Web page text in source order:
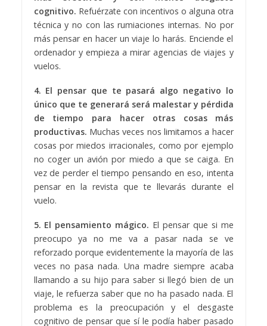
cognitivo. Refuérzate con incentivos o alguna otra
técnica y no con las rumiaciones internas. No por
más pensar en hacer un viaje lo harás. Enciende el
ordenador y empieza a mirar agencias de viajes y
vuelos.
4. El pensar que te pasará algo negativo lo
único que te generará será malestar y pérdida
de tiempo para hacer otras cosas más
productivas. Muchas veces nos limitamos a hacer
cosas por miedos irracionales, como por ejemplo
no coger un avión por miedo a que se caiga. En
vez de perder el tiempo pensando en eso, intenta
pensar en la revista que te llevarás durante el
vuelo.
5. El pensamiento mágico. El pensar que si me
preocupo ya no me va a pasar nada se ve
reforzado porque evidentemente la mayoría de las
veces no pasa nada. Una madre siempre acaba
llamando a su hijo para saber si llegó bien de un
viaje, le refuerza saber que no ha pasado nada. El
problema es la preocupación y el desgaste
cognitivo de pensar que sí le podía haber pasado